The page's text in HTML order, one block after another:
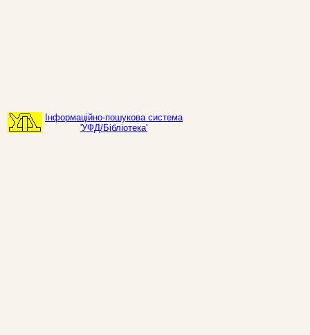
Інформаційно-пошукова система
'УФД/Бібліотека'